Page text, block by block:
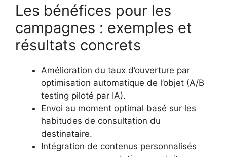
Les bénéfices pour les
campagnes : exemples et
résultats concrets
Amélioration du taux d’ouverture par
optimisation automatique de l’objet (A/B
testing piloté par IA).
Envoi au moment optimal basé sur les
habitudes de consultation du
destinataire.
Intégration de contenus personnalisés